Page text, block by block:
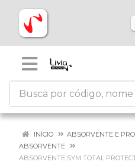
INÍCIO
ABSORVENTE E
ABSORVENTE
ABSORVENTE SYM TOTAL